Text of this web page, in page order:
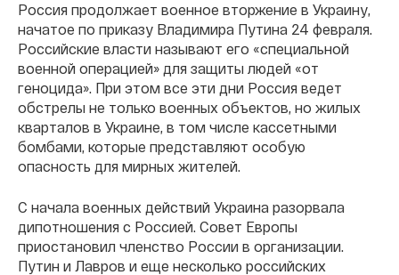
Россия продолжает военное вторжение в Украину,
начатое по приказу Владимира Путина 24 февраля.
Российские власти называют его «специальной
военной операцией» для защиты людей «от
геноцида». При этом все эти дни Россия ведет
обстрелы не только военных объектов, но жилых
кварталов в Украине, в том числе кассетными
бомбами, которые представляют особую
опасность для мирных жителей.
С начала военных действий Украина разорвала
дипотношения с Россией. Совет Европы
приостановил членство России в организации.
Путин и Лавров и еще несколько российских